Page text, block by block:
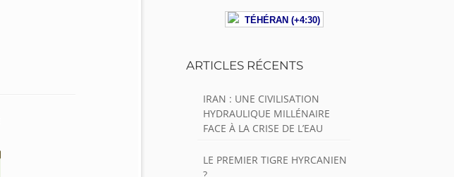
TÉHÉRAN (+4:30)
ARTICLES RÉCENTS
IRAN : UNE CIVILISATION
HYDRAULIQUE MILLÉNAIRE
FACE À LA CRISE DE L’EAU
LE PREMIER TIGRE HYRCANIEN